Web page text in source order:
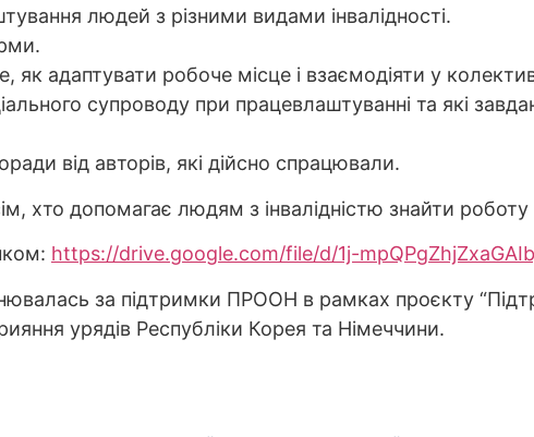
людей з різними видами інвалідності.
як адаптувати робоче місце і взаємодіяти у
супроводу при працевлаштуванні та які
від авторів, які дійсно спрацювали.
хто допомагає людям з інвалідністю знайти
https://drive.google.com/file/d/1j-
за підтримки ПРООН в рамках проєкту
урядів Республіки Корея та Німеччини.